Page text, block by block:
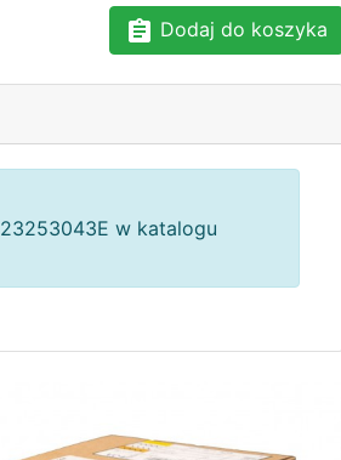
Dodaj do koszyka
w katalogu